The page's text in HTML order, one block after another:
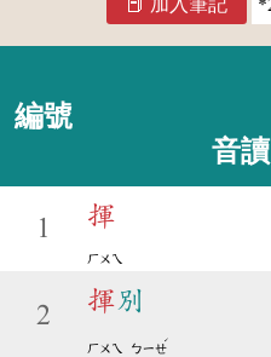
加入筆記
編號
音讀
1 揮
ㄏㄨㄟ
2
揮別
ㄏㄨㄟ ㄅㄧㄝ
ˊ